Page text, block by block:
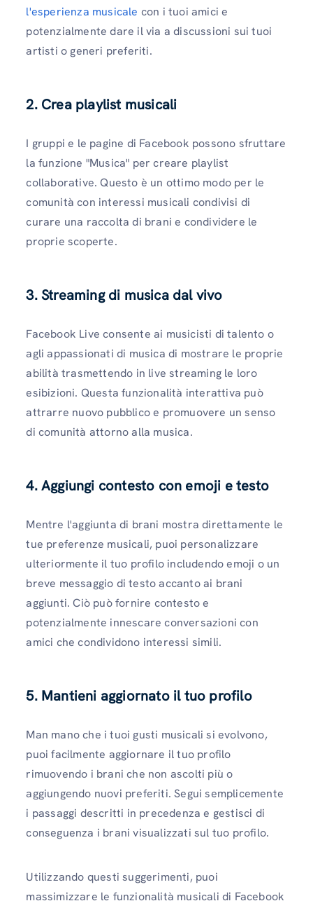
l'esperienza musicale con i tuoi amici e
potenzialmente dare il via a discussioni sui tuoi
artisti o generi preferiti.
2. Crea playlist musicali
I gruppi e le pagine di Facebook possono sfruttare
la funzione "Musica" per creare playlist
collaborative. Questo è un ottimo modo per le
comunità con interessi musicali condivisi di
curare una raccolta di brani e condividere le
proprie scoperte.
3. Streaming di musica dal vivo
Facebook Live consente ai musicisti di talento o
agli appassionati di musica di mostrare le proprie
abilità trasmettendo in live streaming le loro
esibizioni. Questa funzionalità interattiva può
attrarre nuovo pubblico e promuovere un senso
di comunità attorno alla musica.
4. Aggiungi contesto con emoji e testo
Mentre l'aggiunta di brani mostra direttamente le
tue preferenze musicali, puoi personalizzare
ulteriormente il tuo profilo includendo emoji o un
breve messaggio di testo accanto ai brani
aggiunti. Ciò può fornire contesto e
potenzialmente innescare conversazioni con
amici che condividono interessi simili.
5. Mantieni aggiornato il tuo profilo
Man mano che i tuoi gusti musicali si evolvono,
puoi facilmente aggiornare il tuo profilo
rimuovendo i brani che non ascolti più o
aggiungendo nuovi preferiti. Segui semplicemente
i passaggi descritti in precedenza e gestisci di
conseguenza i brani visualizzati sul tuo profilo.
Utilizzando questi suggerimenti, puoi
massimizzare le funzionalità musicali di Facebook